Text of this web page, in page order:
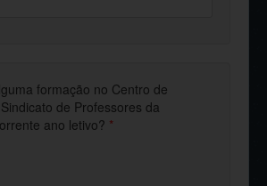
formação no Centro de
de Professores da
ano letivo? *